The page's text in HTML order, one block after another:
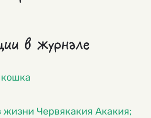
в журнале
жизни Червякакия Акакия;